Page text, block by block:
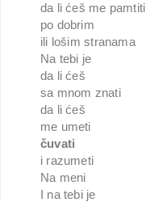
da li ćeš me pamtiti
po dobrim
ili lošim stranama
Na tebi je
da li ćeš
sa mnom znati
da li ćeš
me umeti
čuvati
i razumeti
Na meni
I na tebi je